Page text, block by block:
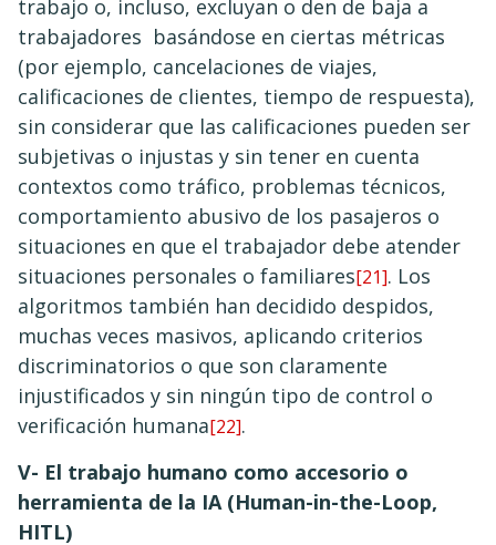
trabajo o, incluso, excluyan o den de baja a
trabajadores basándose en ciertas métricas
(por ejemplo, cancelaciones de viajes,
calificaciones de clientes, tiempo de respuesta),
sin considerar que las calificaciones pueden ser
subjetivas o injustas y sin tener en cuenta
contextos como tráfico, problemas técnicos,
comportamiento abusivo de los pasajeros o
situaciones en que el trabajador debe atender
situaciones personales o familiares[21]. Los
algoritmos también han decidido despidos,
muchas veces masivos, aplicando criterios
discriminatorios o que son claramente
injustificados y sin ningún tipo de control o
verificación humana[22].
V- El trabajo humano como accesorio o
herramienta de la IA (Human-in-the-Loop,
HITL)